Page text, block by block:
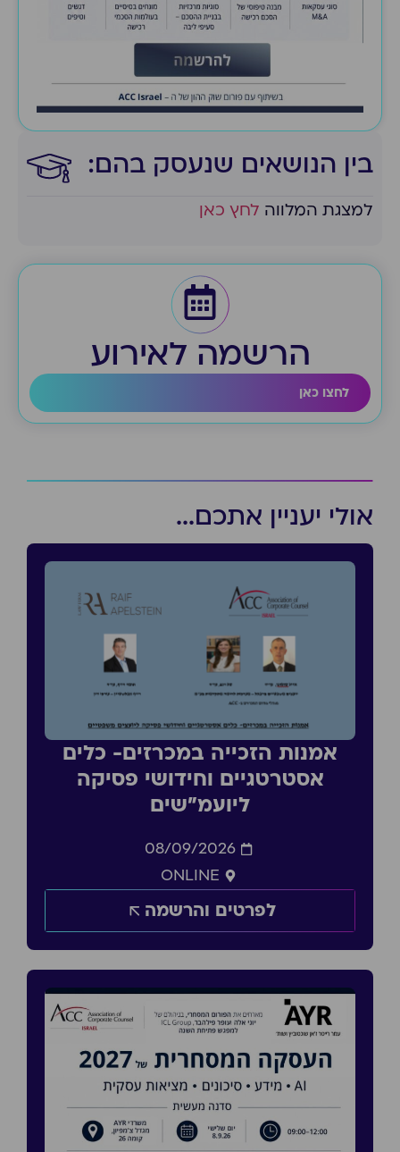
בין הנושאים שנעסק בהם:​
למצגת המלווה לחץ כאן
הרשמה לאירוע
לחצו כאן
אולי יעניין אתכם...
אמנות הזכייה במכרזים- כלים
אסטרטגיים וחידושי פסיקה
ליועמ״שים
08/09/2026
ONLINE
לפרטים והרשמה